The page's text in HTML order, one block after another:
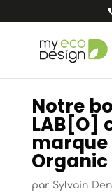
Notre
LAB[O]
marque
Organic
par Sylvain